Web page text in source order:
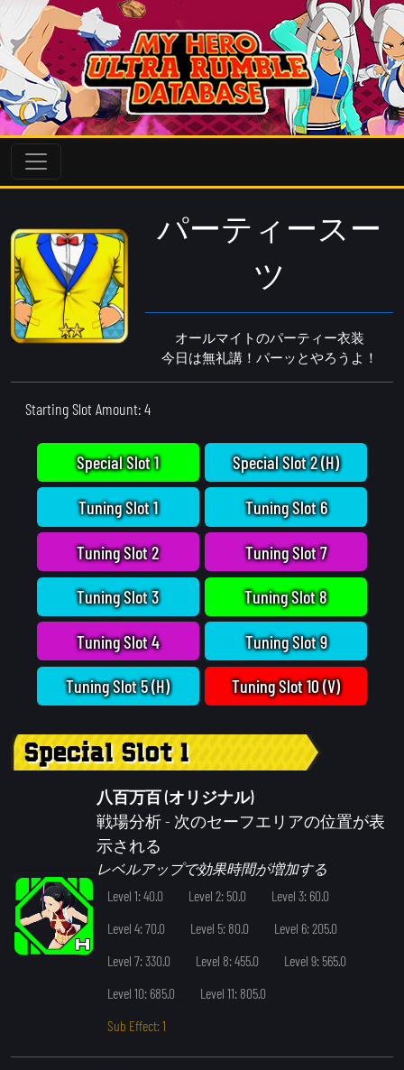
パーティースー
ツ
オールマイトのパーティー衣装
今日は無礼講！パーッとやろうよ！
Starting Slot Amount: 4
Special Slot 1
Tuning Slot 1
Tuning Slot 2
Tuning Slot 3
Tuning Slot 4
Tuning Slot 5 (H)
Special Slot 2 (H)
Tuning Slot 6
Tuning Slot 7
Tuning Slot 8
Tuning Slot 9
Tuning Slot 10 (V)
Special Slot 1
八百万百 (オリジナル)
戦場分析- 次のセーフエリアの位置が表
示される
レベルアップで効果時間が増加する
Level 1: 40.0
Level 2: 50.0
Level 3: 60.0
Level 4: 70.0
Level 5: 80.0
Level 6: 205.0
Level 7: 330.0
Level 8: 455.0
Level 9: 565.0
Level 10: 685.0
Level 11: 805.0
Sub Effect: 1